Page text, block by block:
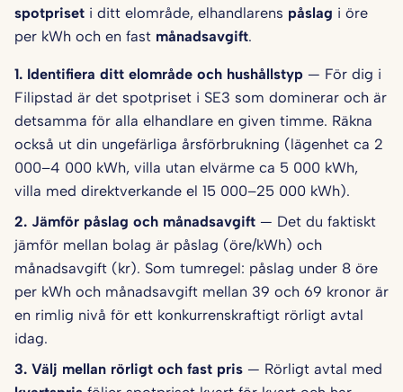
spotpriset i ditt elområde, elhandlarens påslag i öre
per kWh och en fast månadsavgift.
1. Identifiera ditt elområde och hushålls­typ — För dig i
Filipstad är det spotpriset i SE3 som dominerar och är
detsamma för alla elhandlare en given timme. Räkna
också ut din ungefärliga årsförbrukning (lägenhet ca 2
000–4 000 kWh, villa utan elvärme ca 5 000 kWh,
villa med direktverkande el 15 000–25 000 kWh).
2. Jämför påslag och månadsavgift — Det du faktiskt
jämför mellan bolag är påslag (öre/kWh) och
månadsavgift (kr). Som tumregel: påslag under 8 öre
per kWh och månadsavgift mellan 39 och 69 kronor är
en rimlig nivå för ett konkurrenskraftigt rörligt avtal
idag.
3. Välj mellan rörligt och fast pris — Rörligt avtal med